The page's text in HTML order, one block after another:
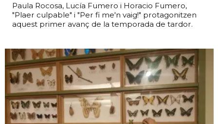
Paula Rocosa, Lucía Fumero i Horacio Fumero,
"Plaer culpable" i "Per fi me'n vaig!" protagonitzen
aquest primer avanç de la temporada de tardor.